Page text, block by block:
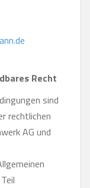
Recht
sind
rechtlichen
AG und